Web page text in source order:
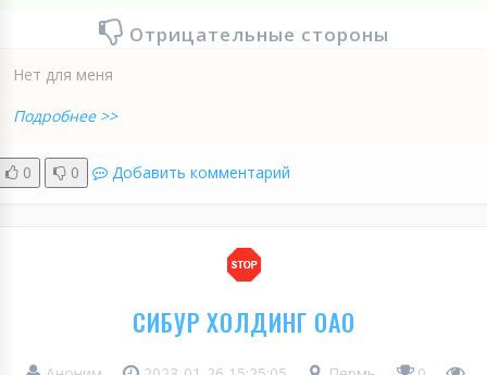
Отрицательные стороны
Нет для меня
Подробнее >>
0 0 Добавить комментарий
СИБУР ХОЛДИНГ ОАО